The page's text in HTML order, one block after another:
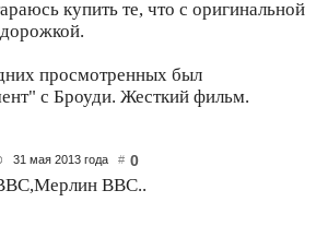
купить те, что с оригинальной
просмотренных был
с Броуди. Жесткий фильм.
31 мая 2013 года # 0
BBC..